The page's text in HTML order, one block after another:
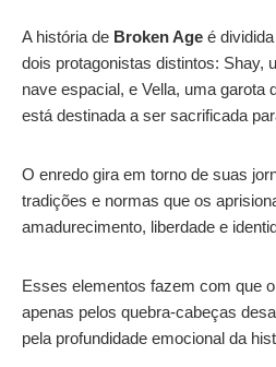
A história de Broken Age é
dois protagonistas distintos: Shay,
nave espacial, e Vella, uma garota
está destinada a ser sacrificada
O enredo gira em torno de suas
tradições e normas que os
amadurecimento, liberdade e
Esses elementos fazem com que
apenas pelos quebra-cabeças
pela profundidade emocional da